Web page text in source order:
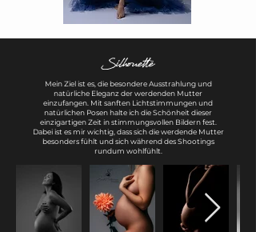
Silhouette
Mein Ziel ist es, die besondere Ausstrahlung und
natürliche Eleganz der werdenden Mutter
einzufangen. Mit sanften Lichtstimmungen und
natürlichen Posen halte ich die Schönheit dieser
einzigartigen Zeit in stimmungsvollen Bildern fest.
Dabei ist es mir wichtig, dass sich die werdende Mutter
besonders fühlt und sich während des Shootings
rundum wohlfühlt.